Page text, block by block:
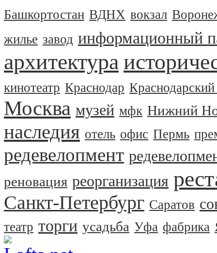
Башкортостан ВДНХ вокзал
жилье завод информационный
архитектура
кинотеатр Краснодар
Москва музей мфк Нижний
наследия отель офис Пермь
редевелопмент
реновация реорганизация
Санкт-Петербург Саратов
театр торги усадьба Уфа фабрика